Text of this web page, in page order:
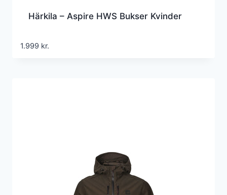
Härkila – Aspire HWS Bukser Kvinder
1.999 kr.